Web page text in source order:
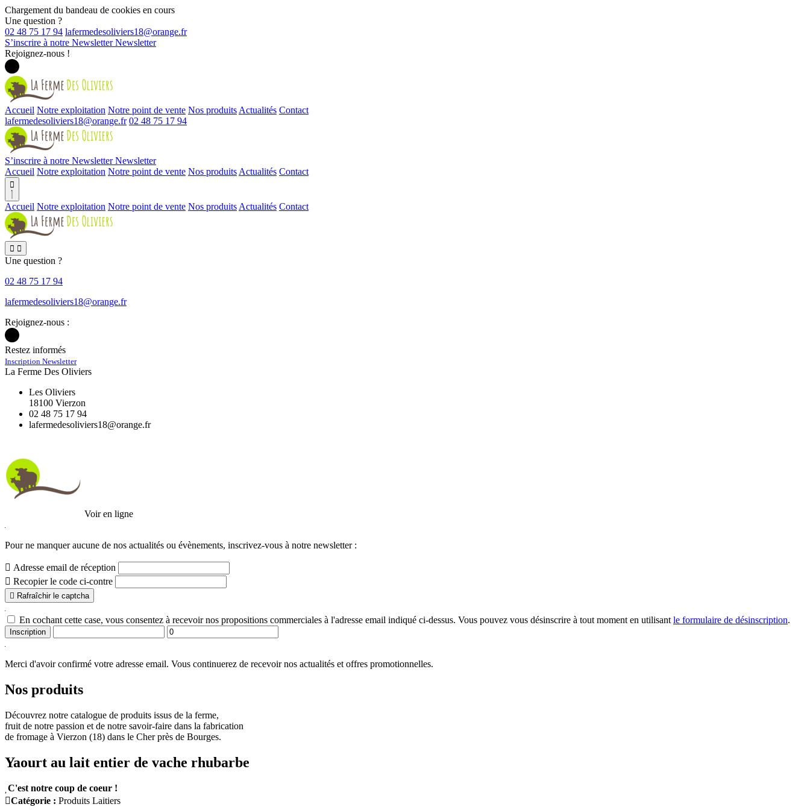
Chargement du bandeau de cookies en cours
Une question ?
02 48 75 17 94
S’inscrire à notre Newsletter Newsletter
Rejoignez-nous !
Accueil Notre exploitation Notre point de vente Nos produits Actualités Contact
02 48 75 17 94
S’inscrire à notre Newsletter Newsletter
Accueil Notre exploitation Notre point de vente Nos produits Actualités Contact

Accueil Notre exploitation Notre point de vente Nos produits Actualités Contact
 
Une question ?
02 48 75 17 94
Rejoignez-nous :
Restez informés
Inscription Newsletter
La Ferme Des Oliviers
Les Oliviers
18100 Vierzon
02 48 75 17 94
Voir en ligne
Pour ne manquer aucune de nos actualités ou évènements, inscrivez-vous à notre newsletter :
 Adresse email de réception
 Recopier le code ci-contre
 Rafraîchir le captcha
En cochant cette case, vous consentez à recevoir nos propositions commerciales à l'adresse email indiqué ci-dessus. Vous pouvez vous désinscrire à tout moment en utilisant le formulaire de désinscription.
Inscription
Merci d'avoir confirmé votre adresse email. Vous continuerez de recevoir nos actualités et offres promotionnelles.
Nos produits
Découvrez notre catalogue de produits issus de la ferme,
fruit de notre passion et de notre savoir-faire dans la fabrication
de fromage à Vierzon (18) dans le Cher près de Bourges.
Yaourt au lait entier de vache rhubarbe
C'est notre coup de coeur !
Catégorie : Produits Laitiers